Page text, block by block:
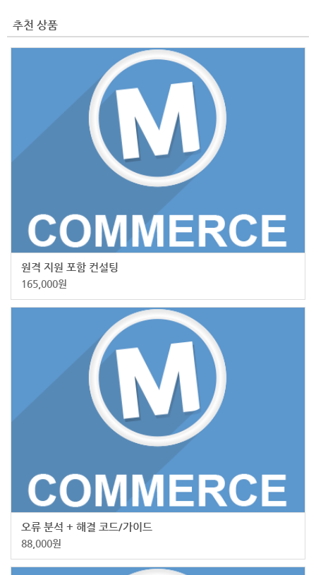
추천 상품
원격 지원 포함 컨설팅
165,000원
오류 분석 + 해결 코드/가이드
88,000원